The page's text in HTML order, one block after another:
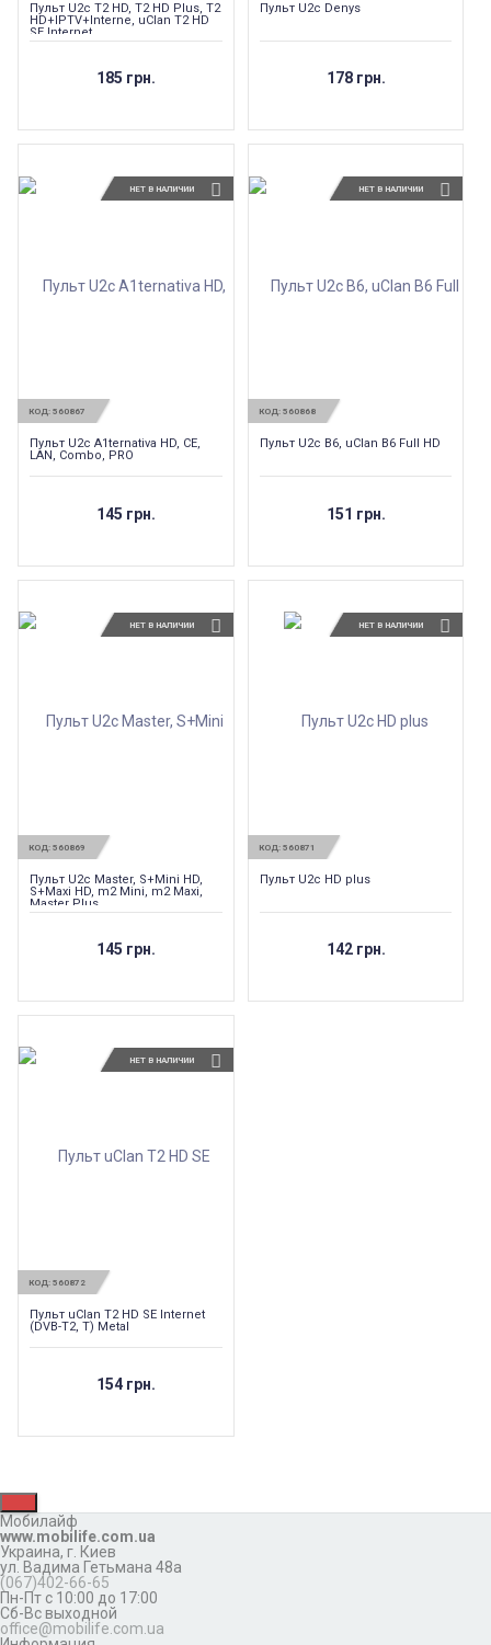
Пульт U2c T2 HD, T2 HD Plus, T2
HD+IPTV+Interne, uClan T2 HD
SE Internet
185 грн.
Пульт U2c Denys
178 грн.
НЕТ В НАЛИЧИИ
КОД: 560867
Пульт U2c A1ternativa HD, CE,
LAN, Combo, PRO
145 грн.
НЕТ В НАЛИЧИИ
КОД: 560868
Пульт U2c B6, uClan B6 Full HD
151 грн.
НЕТ В НАЛИЧИИ
КОД: 560869
Пульт U2c Master, S+Mini HD,
S+Maxi HD, m2 Mini, m2 Maxi,
Master Plus
145 грн.
НЕТ В НАЛИЧИИ
КОД: 560871
Пульт U2c HD plus
142 грн.
НЕТ В НАЛИЧИИ
КОД: 560872
Пульт uClan T2 HD SE Internet
(DVB-T2, T) Metal
154 грн.
Мобилайф
www.mobilife.com.ua
Украина, г. Киев
ул. Вадима Гетьмана 48а
(067)402-66-65
Пн-Пт с 10:00 до 17:00
Сб-Вс выходной
office@mobilife.com.ua